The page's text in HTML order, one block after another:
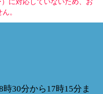
に対応していないため、お
。
30分から17時15分ま